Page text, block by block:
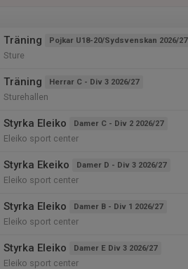
Träning Pojkar U18-20/Sydsvenskan 2026/27
Sture
Träning Herrar C - Div 3 2026/27
Sturehallen
Styrka Eleiko Damer C - Div 2 2026/27
Eleiko sport center
Styrka Ekeiko Damer D - Div 3 2026/27
Eleiko sport center
Styrka Eleiko Damer B - Div 1 2026/27
Eleiko sport center
Styrka Eleiko Damer E Div 3 2026/27
Eleiko sport center